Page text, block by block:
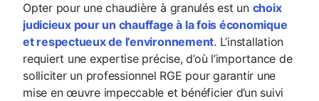
Opter pour une chaudière à granulés est un choix
judicieux pour un chauffage à la fois économique
et respectueux de l’environnement. L’installation
requiert une expertise précise, d’où l’importance de
solliciter un professionnel RGE pour garantir une
mise en œuvre impeccable et bénéficier d’un suivi